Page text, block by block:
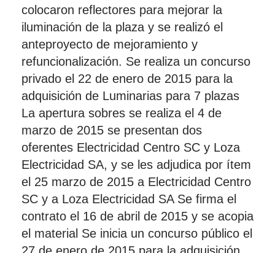
colocaron reflectores para mejorar la
iluminación de la plaza y se realizó el
anteproyecto de mejoramiento y
refuncionalización. Se realiza un concurso
privado el 22 de enero de 2015 para la
adquisición de Luminarias para 7 plazas
La apertura sobres se realiza el 4 de
marzo de 2015 se presentan dos
oferentes Electricidad Centro SC y Loza
Electricidad SA, y se les adjudica por ítem
el 25 marzo de 2015 a Electricidad Centro
SC y a Loza Electricidad SA Se firma el
contrato el 16 de abril de 2015 y se acopia
el material Se inicia un concurso público el